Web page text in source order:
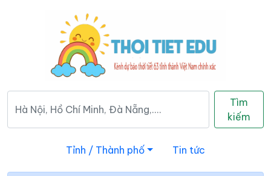
Tìm
kiếm
Tỉnh / Thành phố Tin tức